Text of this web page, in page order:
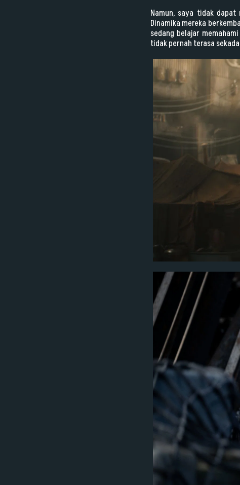
Namun, saya tidak
Dinamika mereka
sedang belajar
tidak pernah terasa